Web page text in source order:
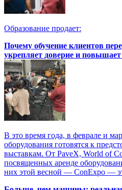
Образование продает:
Почему обучение клиентов
укрепляет доверие и
В это время года, в феврале и
оборудования готовятся к
выставкам. От PaveX, World of
посвященных аренде
них этой весной — ConExpo —